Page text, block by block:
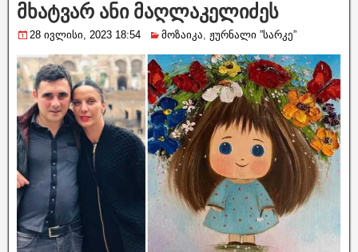
მხატვარ ანი მაღლაკელიძეს
28 ივლისი, 2023 18:54 მოზაიკა, ჟურნალი ”სარკე”